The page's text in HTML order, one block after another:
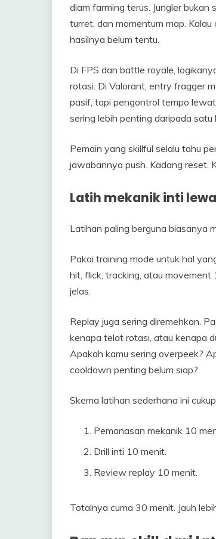
diam farming terus. Jungler bukan
turret, dan momentum map.
hasilnya belum tentu.
Di FPS dan battle royale,
rotasi. Di Valorant, entry fragger
pasif, tapi pengontrol tempo
sering lebih penting daripada satu
Pemain yang skillful selalu tahu
jawabannya push. Kadang reset.
Latih mekanik inti
Latihan paling berguna biasanya
Pakai training mode untuk hal
hit, flick, tracking, atau movement
jelas.
Replay juga sering diremehkan.
kenapa telat rotasi, atau kenapa
Apakah kamu sering overpeek?
cooldown penting belum siap?
Skema latihan sederhana ini
Pemanasan mekanik 10
Drill inti 10 menit.
Review replay 10 menit.
Totalnya cuma 30 menit. Jauh